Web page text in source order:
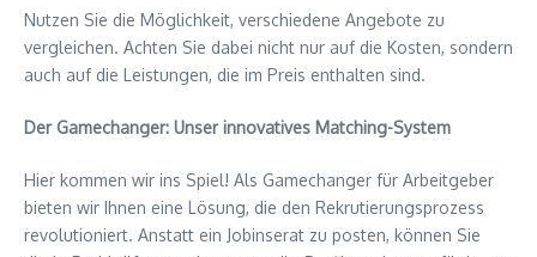
Nutzen Sie die Möglichkeit, verschiedene Angebote zu
vergleichen. Achten Sie dabei nicht nur auf die Kosten, sondern
auch auf die Leistungen, die im Preis enthalten sind.
Der Gamechanger: Unser innovatives Matching-System
Hier kommen wir ins Spiel! Als Gamechanger für Arbeitgeber
bieten wir Ihnen eine Lösung, die den Rekrutierungsprozess
revolutioniert. Anstatt ein Jobinserat zu posten, können Sie